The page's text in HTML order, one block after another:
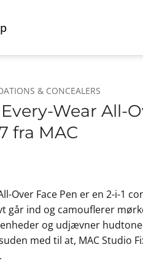
& CONCEALERS
Wear All-
fra MAC
Over Face Pen er en 2-i-1
går ind og camouflerer
og udjævner
med til at, MAC Studio